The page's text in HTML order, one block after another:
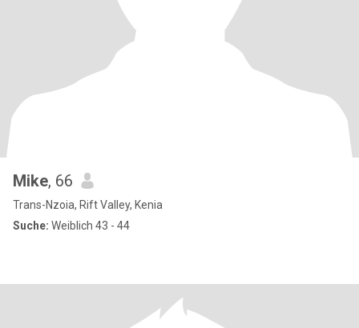
Mike, 66
Trans-Nzoia, Rift Valley, Kenia
Suche: Weiblich 43 - 44